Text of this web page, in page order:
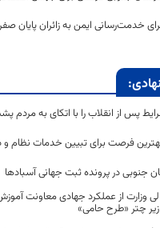
خدمت‌رسانی ایمن به زائران پایان
پس از انقلاب را با اتکای به مردم
فرصت برای تبیین خدمات نظام
جنوبی در پرونده ثبت جهانی آسبادها
وزارت از عملکرد جهادی معاونت